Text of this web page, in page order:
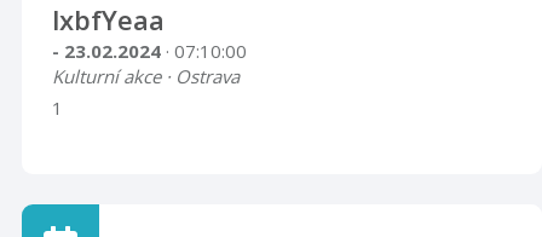
lxbfYeaa
- 23.02.2024 · 07:10:00
Kulturní akce · Ostrava
1